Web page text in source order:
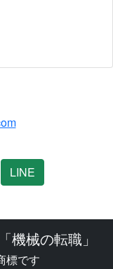
LINE
機械の転職」
標です